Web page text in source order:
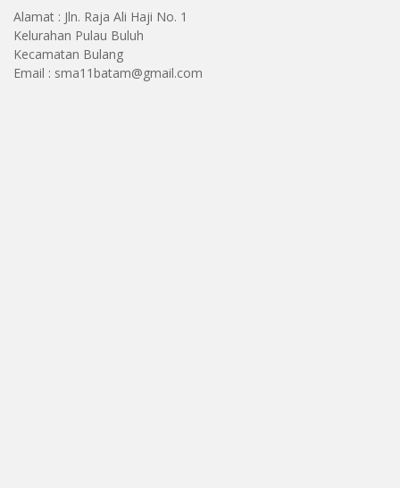
Alamat : Jln. Raja Ali Haji No. 1
Kelurahan Pulau Buluh
Kecamatan Bulang
Email : sma11batam@gmail.com